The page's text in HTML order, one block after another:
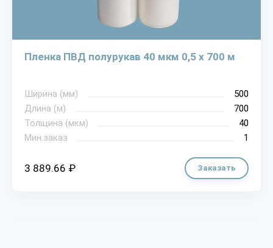
Пленка ПВД полурукав 40 мкм 0,5 х 700 м
Ширина (мм)
500
Длина (м)
700
Толщина (мкм)
40
Мин.заказ
1
3 889.66 ₽ Заказать